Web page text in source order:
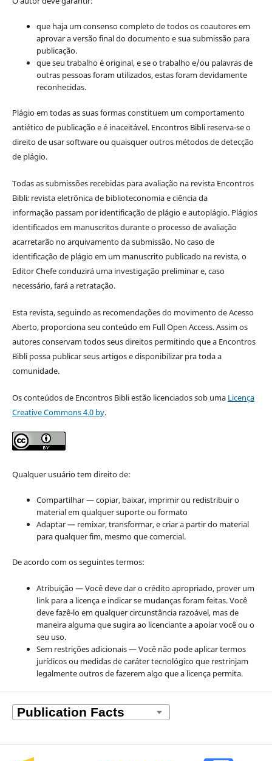
que haja um consenso completo de todos os coautores em
aprovar a versão final do documento e sua submissão para
publicação.
que seu trabalho é original, e se o trabalho e/ou palavras de
outras pessoas foram utilizados, estas foram devidamente
reconhecidas.
Plágio em todas as suas formas constituem um comportamento
antiético de publicação e é inaceitável. Encontros Bibli reserva-se o
direito de usar software ou quaisquer outros métodos de detecção
de plágio.
Todas as submissões recebidas para avaliação na revista Encontros
Bibli: revista eletrônica de biblioteconomia e ciência da
informaçãopassam por identificação de plágio e autoplágio. Plágios
identificados em manuscritos durante o processo de avaliação
acarretarão no arquivamento da submissão. No caso de
identificação de plágio em um manuscrito publicado na revista, o
Editor Chefe conduzirá uma investigação preliminar e, caso
necessário, fará a retratação.
Esta revista, seguindo as recomendações do movimento de Acesso
Aberto, proporciona seu conteúdo em Full Open Access. Assim os
autores conservam todos seus direitos permitindo que a Encontros
Bibli possa publicar seus artigos e disponibilizar pra toda a
comunidade.
Os conteúdos de Encontros Bibli estão licenciados sob uma Licença
Creative Commons 4.0 by.
Qualquer usuário tem direito de:
Compartilhar — copiar, baixar, imprimir ou redistribuir o
material em qualquer suporte ou formato
Adaptar — remixar, transformar, e criar a partir do material
para qualquer fim, mesmo que comercial.
De acordo com os seguintes termos:
Atribuição — Você deve dar o crédito apropriado, prover um
link para a licença e indicar se mudanças foram feitas. Você
deve fazê-lo em qualquer circunstância razoável, mas de
maneira alguma que sugira ao licenciante a apoiar você ou o
seu uso.
Sem restrições adicionais — Você não pode aplicar termos
jurídicos ou medidas de caráter tecnológico que restrinjam
legalmente outros de fazerem algo que a licença permita.